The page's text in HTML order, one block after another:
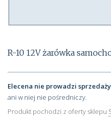
R-10 12V żarówka
Elecena nie prowadzi
ani w niej nie pośredniczy.
Produkt pochodzi z oferty sklepu